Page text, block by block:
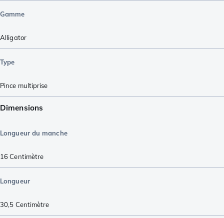
Gamme
Alligator
Type
Pince multiprise
Dimensions
Longueur du manche
16Centimètre
Longueur
30,5 Centimètre